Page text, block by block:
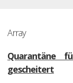
Array
Quarantäne
gescheitert